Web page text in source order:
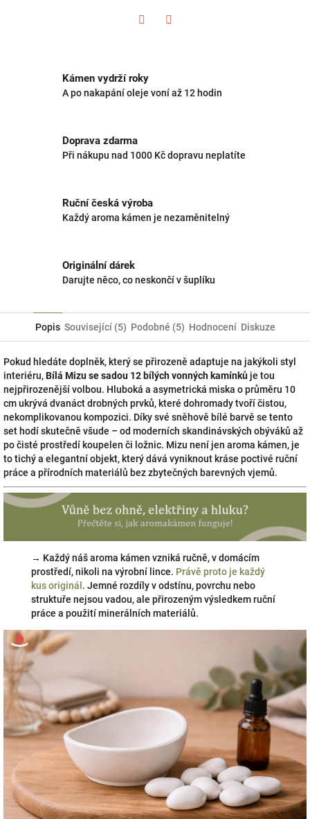
Kámen vydrží roky
A po nakapání oleje voní až 12 hodin
Doprava zdarma
Při nákupu nad 1000 Kč dopravu neplatíte
Ruční česká výroba
Každý aroma kámen je nezaměnitelný
Originální dárek
Darujte něco, co neskončí v šuplíku
Popis Související (5) Podobné (5) Hodnocení Diskuze
Pokud hledáte doplněk, který se přirozeně adaptuje na jakýkoli styl
interiéru,Bílá Mizu se sadou 12 bílých vonných kamínků je tou
nejpřirozenější volbou. Hluboká a asymetrická miska o průměru 10
cm ukrývá dvanáct drobných prvků, které dohromady tvoří čistou,
nekomplikovanou kompozici. Díky své sněhově bílé barvě se tento
set hodí skutečně všude – od moderních skandinávských obýváků až
po čisté prostředí koupelen či ložnic. Mizu není jen aroma kámen, je
to tichý a elegantní objekt, který dává vyniknout kráse poctivé ruční
práce a přírodních materiálů bez zbytečných barevných vjemů.
→ Každý náš aroma kámen vzniká ručně, v domácím
prostředí, nikoli na výrobní lince. Právě proto je každý
kus originál . Jemné rozdíly v odstínu, povrchu nebo
struktuře nejsou vadou, ale přirozeným výsledkem ruční
práce a použití minerálních materiálů.